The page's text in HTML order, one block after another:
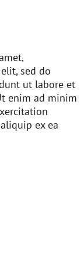
sed do
ut labore et
enim ad minim
ex ea